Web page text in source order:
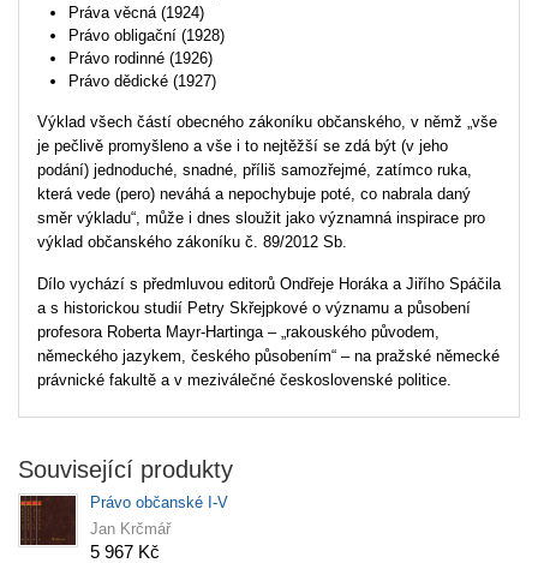
Práva věcná (1924)
Právo obligační (1928)
Právo rodinné (1926)
Právo dědické (1927)
Výklad všech částí obecného zákoníku občanského, v němž „vše
je pečlivě promyšleno a vše i to nejtěžší se zdá být (v jeho
podání) jednoduché, snadné, příliš samozřejmé, zatímco ruka,
která vede (pero) neváhá a nepochybuje poté, co nabrala daný
směr výkladu“, může i dnes sloužit jako významná inspirace pro
výklad občanského zákoníku č. 89/2012 Sb.
Dílo vychází s předmluvou editorů Ondřeje Horáka a Jiřího Spáčila
a s historickou studií Petry Skřejpkové o významu a působení
profesora Roberta Mayr-Hartinga – „rakouského původem,
německého jazykem, českého působením“ – na pražské německé
právnické fakultě a v meziválečné československé politice.
Související produkty
Právo občanské I-V
Jan Krčmář
5 967 Kč